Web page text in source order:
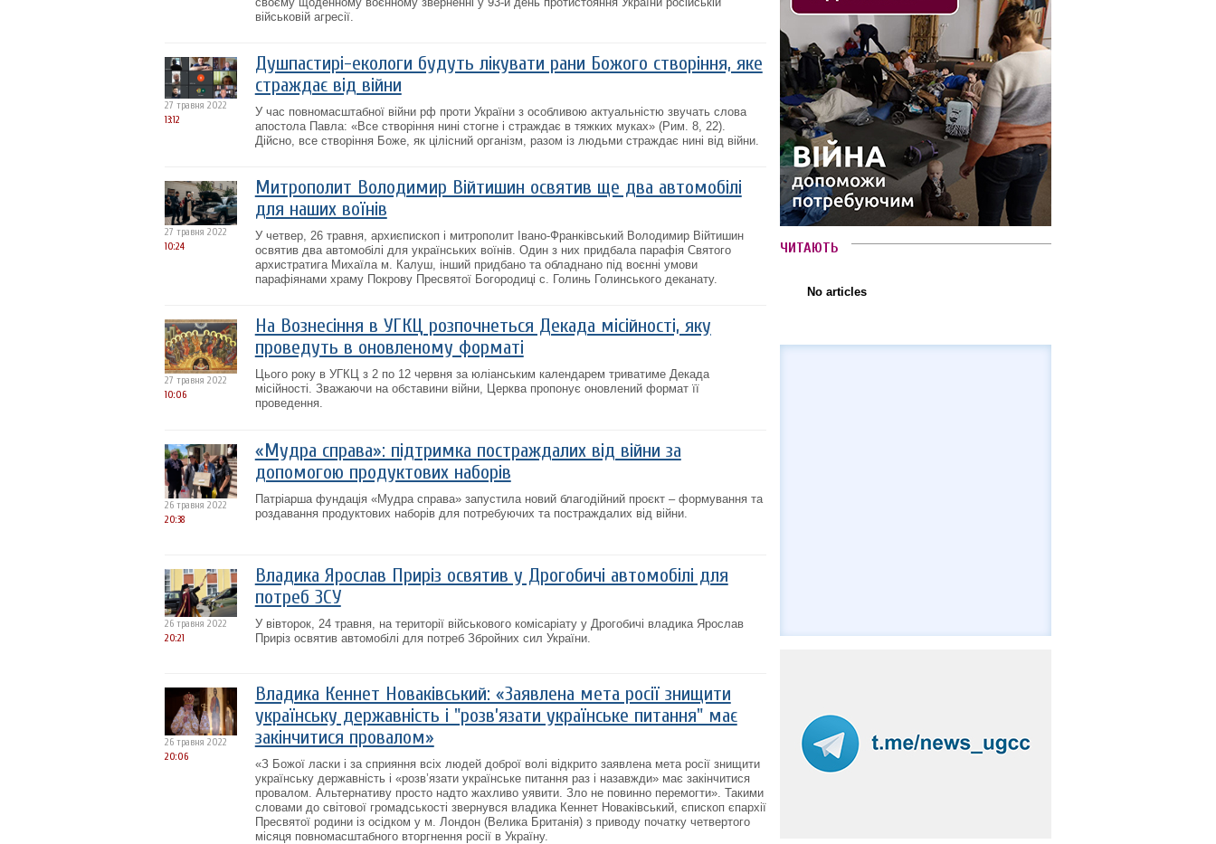
військовій агресії.
27 травня 2022
13:12
Душпастирі-екологи будуть лікувати рани Божого створіння, яке
страждає від війни
У час повномасштабної війни рф проти України з особливою актуальністю звучать слова
апостола Павла: «Все створіння нині стогне і страждає в тяжких муках» (Рим. 8, 22).
Дійсно, все створіння Боже, як цілісний організм, разом із людьми страждає нині від війни.
27 травня 2022
10:24
Митрополит Володимир Війтишин освятив ще два автомобілі
для наших воїнів
У четвер, 26 травня, архиєпископ і митрополит Івано-Франківський Володимир Війтишин
освятив два автомобілі для українських воїнів. Один з них придбала парафія Святого
архистратига Михаїла м. Калуш, інший придбано та обладнано під воєнні умови
парафіянами храму Покрову Пресвятої Богородиці с. Голинь Голинського деканату.
27 травня 2022
10:06
На Вознесіння в УГКЦ розпочнеться Декада місійності, яку
проведуть в оновленому форматі
Цього року в УГКЦ з 2 по 12 червня за юліанським календарем триватиме Декада
місійності. Зважаючи на обставини війни, Церква пропонує оновлений формат її
проведення.
26 травня 2022
20:38
«Мудра справа»: підтримка постраждалих від війни за
допомогою продуктових наборів
Патріарша фундація «Мудра справа» запустила новий благодійний проєкт – формування та
роздавання продуктових наборів для потребуючих та постраждалих від війни.
26 травня 2022
20:21
Владика Ярослав Приріз освятив у Дрогобичі автомобілі для
потреб ЗСУ
У вівторок, 24 травня, на території військового комісаріату у Дрогобичі владика Ярослав
Приріз освятив автомобілі для потреб Збройних сил України.
26 травня 2022
20:06
Владика Кеннет Новаківський: «Заявлена ​​мета росії знищити
українську державність і "розв’язати українське питання" має
закінчитися провалом»
«З Божої ласки і за сприяння всіх людей доброї волі відкрито заявлена ​​мета росії знищити
українську державність і «розв’язати українське питання раз і назавжди» має закінчитися
провалом. Альтернативу просто надто жахливо уявити. Зло не повинно перемогти». Такими
словами до світової громадськості звернувся владика Кеннет Новаківський, єпископ єпархії
Пресвятої родини із осідком у м. Лондон (Велика Британія) з приводу початку четвертого
місяця повномасштабного вторгнення росії в Україну.
ЧИТАЮТЬ
No articles